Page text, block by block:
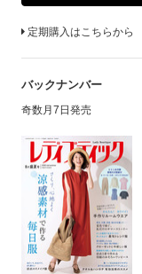
定期購入はこちらから
バックナンバー
奇数月7日発売